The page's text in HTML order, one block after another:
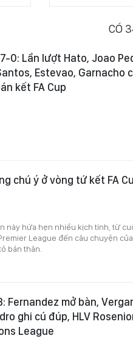
CÓ
0: Lần lượt Hato, Joao
Estevao, Garnacho
kết FA Cup
chú ý ở vòng tứ kết FA
này hứa hẹn nhiều kịch tính, từ
League đến câu chuyện
bản thân.
Fernandez mở bàn,
ghi cú đúp, HLV
League